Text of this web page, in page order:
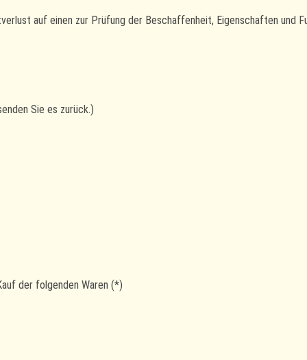
auf einen zur Prüfung der Beschaffenheit, Eigenschaften und
Sie es zurück.)
der folgenden Waren (*)